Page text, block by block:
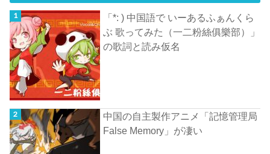
「*: ) 中国語で いーあるふぁんくら
ぶ 歌ってみた（一二粉絲俱樂部）」
の歌詞と読み仮名
中国の自主製作アニメ「記憶管理局
False Memory」が凄い